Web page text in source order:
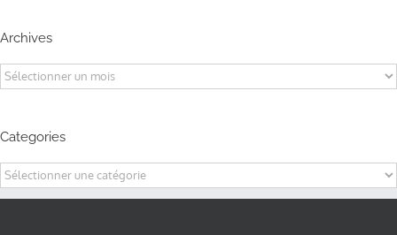
Archives
Archives
Categories
Categories